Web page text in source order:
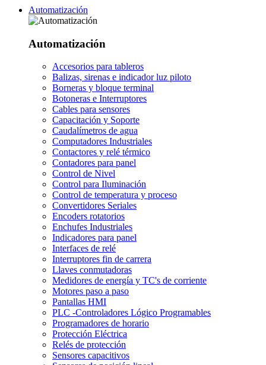
Automatización
Automatización
Accesorios para tableros
Balizas, sirenas e indicador luz piloto
Borneras y bloque terminal
Botoneras e Interruptores
Cables para sensores
Capacitación y Soporte
Caudalímetros de agua
Computadores Industriales
Contactores y relé térmico
Contadores para panel
Control de Nivel
Control para Iluminación
Control de temperatura y proceso
Convertidores Seriales
Encoders rotatorios
Enchufes Industriales
Indicadores para panel
Interfaces de relé
Interruptores fin de carrera
Llaves conmutadoras
Medidores de energía y TC's de corriente
Motores paso a paso
Pantallas HMI
PLC -Controladores Lógico Programables
Programadores de horario
Protección Eléctrica
Relés de protección
Sensores capacitivos